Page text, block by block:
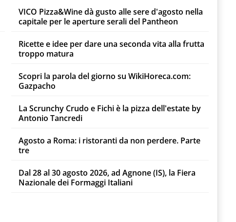
VICO Pizza&Wine dà gusto alle sere d'agosto nella
capitale per le aperture serali del Pantheon
Ricette e idee per dare una seconda vita alla frutta
troppo matura
Scopri la parola del giorno su WikiHoreca.com:
Gazpacho
La Scrunchy Crudo e Fichi è la pizza dell'estate by
Antonio Tancredi
Agosto a Roma: i ristoranti da non perdere. Parte
tre
Dal 28 al 30 agosto 2026, ad Agnone (IS), la Fiera
Nazionale dei Formaggi Italiani